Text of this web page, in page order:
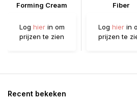
Forming Cream
Log hierin om
prijzen te zien
Fiber
Log hierin
prijzen te
Recent bekeken